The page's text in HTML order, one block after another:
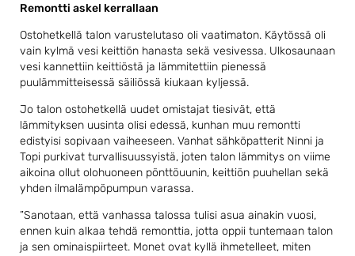
Remontti askel kerrallaan
Ostohetkellä talon varustelutaso oli vaatimaton. Käytössä oli
vain kylmä vesi keittiön hanasta sekä vesivessa. Ulkosaunaan
vesi kannettiin keittiöstä ja lämmitettiin pienessä
puulämmitteisessä säiliössä kiukaan kyljessä.
Jo talon ostohetkellä uudet omistajat tiesivät, että
lämmityksen uusinta olisi edessä, kunhan muu remontti
edistyisi sopivaan vaiheeseen. Vanhat sähköpatterit Ninni ja
Topi purkivat turvallisuussyistä, joten talon lämmitys on viime
aikoina ollut olohuoneen pönttöuunin, keittiön puuhellan sekä
yhden ilmalämpöpumpun varassa.
”Sanotaan, että vanhassa talossa tulisi asua ainakin vuosi,
ennen kuin alkaa tehdä remonttia, jotta oppii tuntemaan talon
ja sen ominaispiirteet. Monet ovat kyllä ihmetelleet, miten